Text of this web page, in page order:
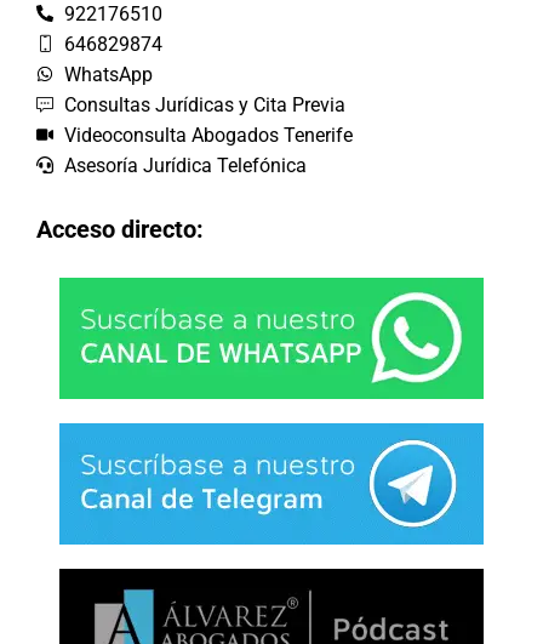
922176510
646829874
WhatsApp
Consultas Jurídicas y Cita Previa
Videoconsulta Abogados Tenerife
Asesoría Jurídica Telefónica
Acceso directo: